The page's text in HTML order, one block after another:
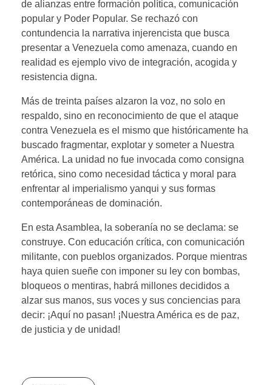
de alianzas entre formación política, comunicación
popular y Poder Popular. Se rechazó con
contundencia la narrativa injerencista que busca
presentar a Venezuela como amenaza, cuando en
realidad es ejemplo vivo de integración, acogida y
resistencia digna.
Más de treinta países alzaron la voz, no solo en
respaldo, sino en reconocimiento de que el ataque
contra Venezuela es el mismo que históricamente ha
buscado fragmentar, explotar y someter a Nuestra
América. La unidad no fue invocada como consigna
retórica, sino como necesidad táctica y moral para
enfrentar al imperialismo yanqui y sus formas
contemporáneas de dominación.
En esta Asamblea, la soberanía no se declama: se
construye. Con educación crítica, con comunicación
militante, con pueblos organizados. Porque mientras
haya quien sueñe con imponer su ley con bombas,
bloqueos o mentiras, habrá millones decididos a
alzar sus manos, sus voces y sus conciencias para
decir: ¡Aquí no pasan! ¡Nuestra América es de paz,
de justicia y de unidad!